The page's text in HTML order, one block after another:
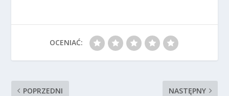
OCENIAĆ:
POPRZEDNI NASTĘPNY